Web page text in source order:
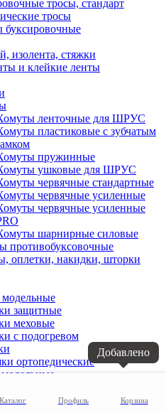
тросы, стандарт
тросы
изолента, стяжки
и клейкие ленты
ленточные для ШРУС
пластиковые с зубчатым
пружинные
ушковые для ШРУС
червячные стандартные
червячные усиленные
червячные усиленные
шарнирные силовые
противобуксовочные
оплетки, накидки, шторки
защитные
меховые
с подогревом
ортопедические
Каталог Профиль
Добавлено
Корзина